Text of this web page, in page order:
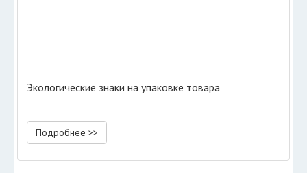
Экологические знаки на упаковке товара
Подробнее >>